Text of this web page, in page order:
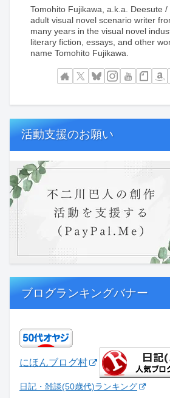
Tomohito Fujikawa, a.k.a. Deesute
adult visual novel scenario writer
many years in the visual novel
literary fiction, essays, and other
name Tomohito Fujikawa.
活動支援のお願い
ブログランキングバナー
にほんブログ村
日記・雑談(50歳代)ランキング